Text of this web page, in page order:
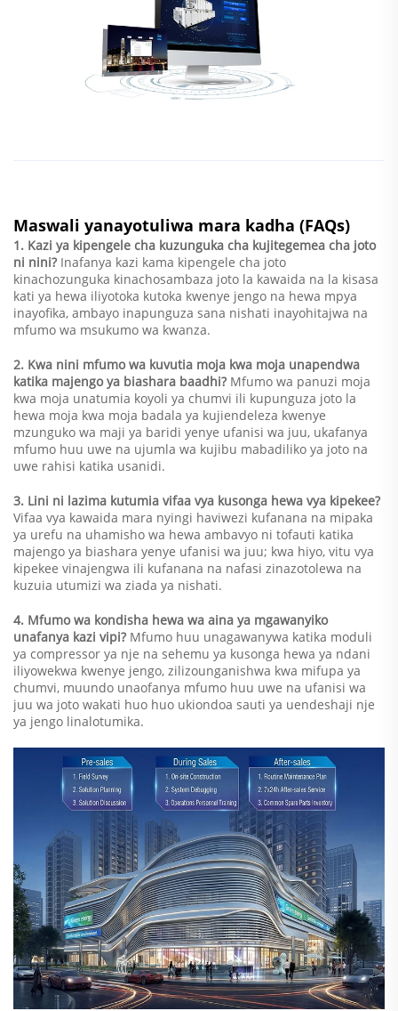
Maswali yanayotuliwa mara kadha (FAQs)
1. Kazi ya kipengele cha kuzunguka cha kujitegemea cha joto
ni nini? Inafanya kazi kama kipengele cha joto
kinachozunguka kinachosambaza joto la kawaida na la kisasa
kati ya hewa iliyotoka kutoka kwenye jengo na hewa mpya
inayofika, ambayo inapunguza sana nishati inayohitajwa na
mfumo wa msukumo wa kwanza.
2. Kwa nini mfumo wa kuvutia moja kwa moja unapendwa
katika majengo ya biashara baadhi? Mfumo wa panuzi moja
kwa moja unatumia koyoli ya chumvi ili kupunguza joto la
hewa moja kwa moja badala ya kujiendeleza kwenye
mzunguko wa maji ya baridi yenye ufanisi wa juu, ukafanya
mfumo huu uwe na ujumla wa kujibu mabadiliko ya joto na
uwe rahisi katika usanidi.
3. Lini ni lazima kutumia vifaa vya kusonga hewa vya kipekee?
Vifaa vya kawaida mara nyingi haviwezi kufanana na mipaka
ya urefu na uhamisho wa hewa ambavyo ni tofauti katika
majengo ya biashara yenye ufanisi wa juu; kwa hiyo, vitu vya
kipekee vinajengwa ili kufanana na nafasi zinazotolewa na
kuzuia utumizi wa ziada ya nishati.
4. Mfumo wa kondisha hewa wa aina ya mgawanyiko
unafanya kazi vipi? Mfumo huu unagawanywa katika moduli
ya compressor ya nje na sehemu ya kusonga hewa ya ndani
iliyowekwa kwenye jengo, zilizounganishwa kwa mifupa ya
chumvi, muundo unaofanya mfumo huu uwe na ufanisi wa
juu wa joto wakati huo huo ukiondoa sauti ya uendeshaji nje
ya jengo linalotumika.